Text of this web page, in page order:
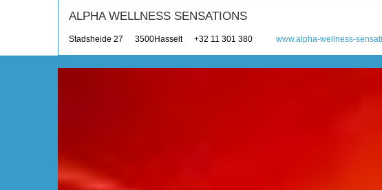
ALPHA WELLNESS SENSATIONS
Stadsheide 27 3500Hasselt +32 11 301 380 www.alpha-wellness-